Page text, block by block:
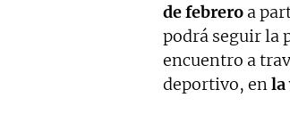
de febrero a
podrá seguir la
encuentro a
deportivo, enla